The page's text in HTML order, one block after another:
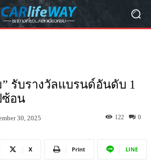
รับรางวัลแบรนด์อันดับ 1
ซ้อน
30, 2025 0
122
X Print LINE